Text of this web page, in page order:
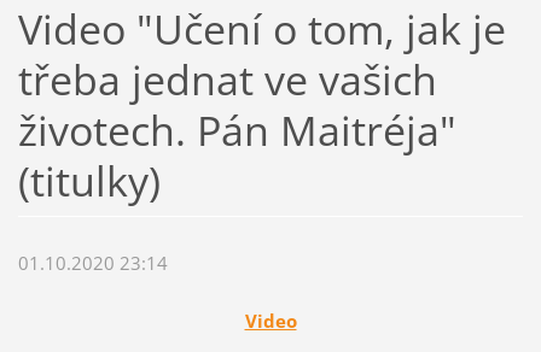
Video "Učení o tom, jak je
třeba jednat ve vašich
životech. Pán Maitréja"
(titulky)
01.10.2020 23:14
Video